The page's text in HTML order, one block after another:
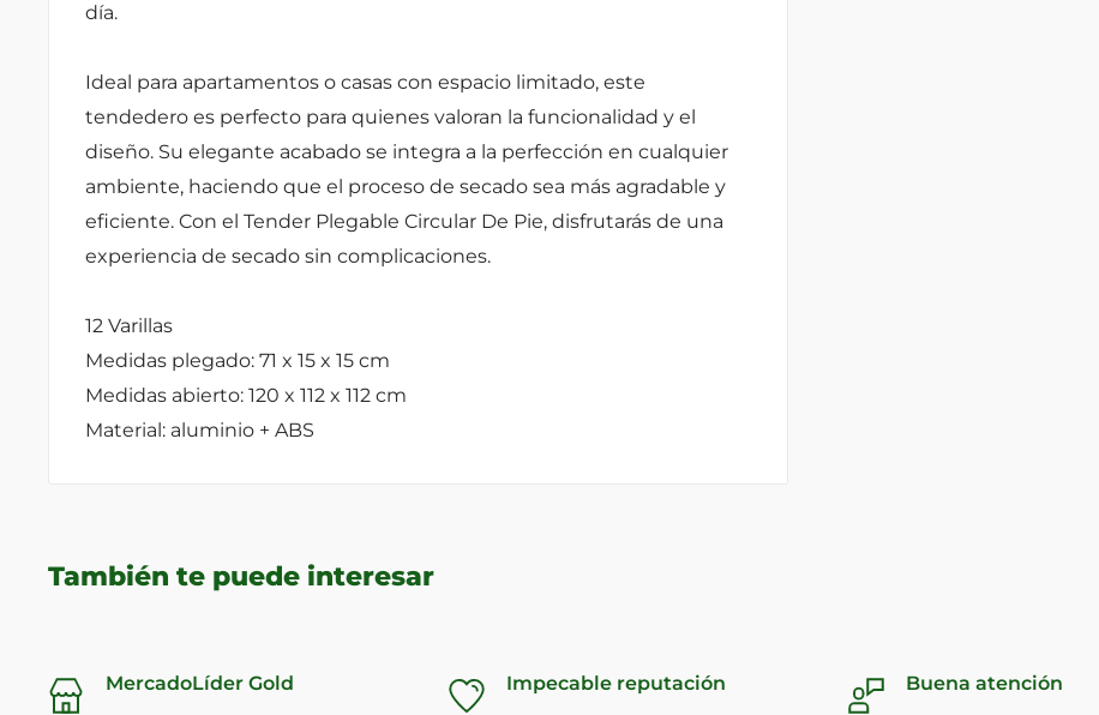
día.
Ideal para apartamentos o casas con espacio limitado, este
tendedero es perfecto para quienes valoran la funcionalidad y el
diseño. Su elegante acabado se integra a la perfección en cualquier
ambiente, haciendo que el proceso de secado sea más agradable y
eficiente. Con el Tender Plegable Circular De Pie, disfrutarás de una
experiencia de secado sin complicaciones.
12 Varillas
Medidas plegado: 71 x 15 x 15 cm
Medidas abierto: 120 x 112 x 112 cm
Material: aluminio + ABS
También te puede interesar
MercadoLíder Gold Impecable reputación Buena atención